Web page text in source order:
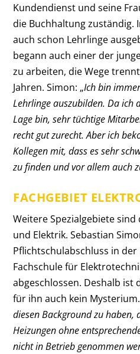
Kundendienst und seine
die Buchhaltung zuständig.
auch schon Lehrlinge
begann auch einer der
zu arbeiten, die Wege
Jahren. Simon: „Ich bin
Lehrlinge auszubilden. Da ich
Lage bin, sehr tüchtige
recht gut zurecht. Aber ich
Kollegen mit, dass es sehr
zu finden und vor allem auch
FACHGEBIET
Weitere Spezialgebiete sind
und Elektrik. Sebastian
Pflichtschulabschluss in der
Fachschule für
abgeschlossen. Deshalb ist
für ihn auch kein
diesen Background zu haben,
Heizungen ohne
nicht in Betrieb genommen